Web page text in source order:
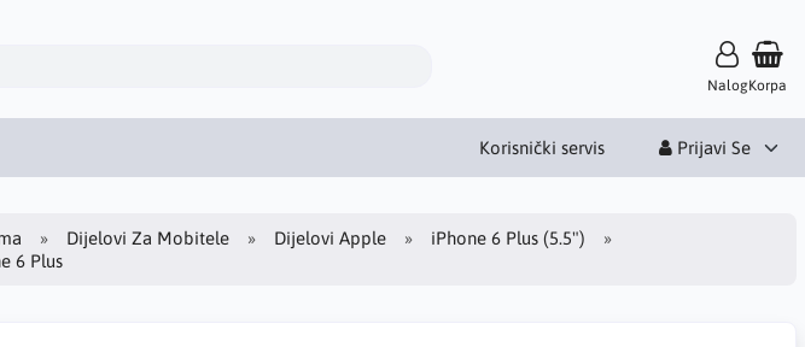
NalogKorpa
Korisnički servis Prijavi Se
Dijelovi Za Mobitele Dijelovi Apple
iPhone 6 Plus (5.5")
6 Plus